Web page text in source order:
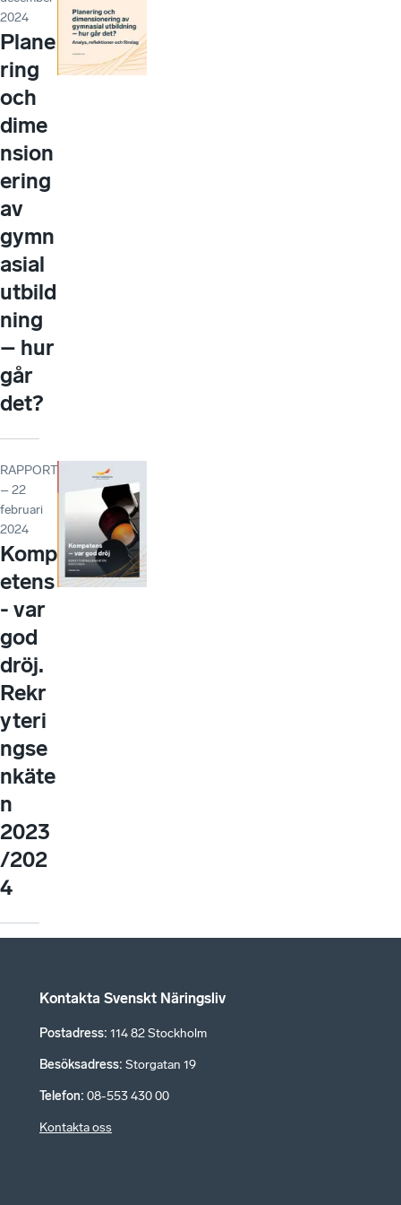
2024
Plane
ring
och
dime
nsion
ering
av
gymn
asial
utbild
ning
– hur
går
det?
RAPPORT
– 22
februari
2024
Komp
etens
- var
god
dröj.
Rekr
yteri
ngse
nkäte
n
2023
/202
4
Kontakta Svenskt Näringsliv
Postadress: 114 82 Stockholm
Besöksadress: Storgatan 19
Telefon: 08-553 430 00
Kontakta oss